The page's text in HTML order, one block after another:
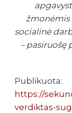
žmonėmis
socialinė
– pasiruošę
https://
verdiktas-